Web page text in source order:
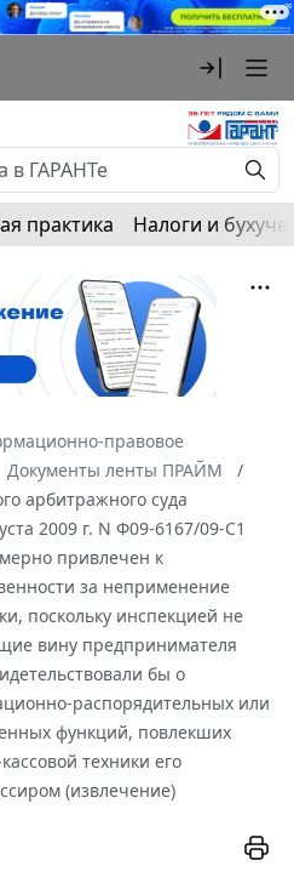
практика Налоги и
правовое
Документы ленты ПРАЙМ
арбитражного суда
2009 г. N Ф09-6167/09-С1
привлечен к
за неприменение
поскольку инспекцией не
вину предпринимателя
бы о
распорядительных или
функций, повлекших
техники его
(извлечение)